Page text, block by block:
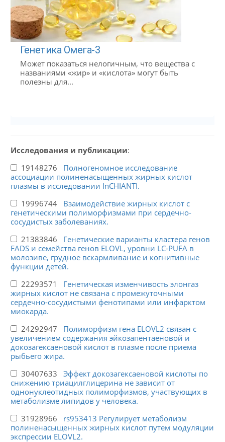
Генетика Омега-3
Может показаться нелогичным, что вещества с
названиями «жир» и «кислота» могут быть
полезны для...
Исследования и публикации:
19148276 Полногеномное исследование
ассоциации полиненасыщенных жирных кислот
плазмы в исследовании InCHIANTI.
19996744 Взаимодействие жирных кислот с
генетическими полиморфизмами при сердечно-
сосудистых заболеваниях.
21383846 Генетические варианты кластера генов
FADS и семейства генов ELOVL, уровни LC-PUFA в
молозиве, грудное вскармливание и когнитивные
функции детей.
22293571 Генетическая изменчивость элонгаз
жирных кислот не связана с промежуточными
сердечно-сосудистыми фенотипами или инфарктом
миокарда.
24292947 Полиморфизм гена ELOVL2 связан с
увеличением содержания эйкозапентаеновой и
докозагексаеновой кислот в плазме после приема
рыбьего жира.
30407633 Эффект докозагексаеновой кислоты по
снижению триацилглицерина не зависит от
однонуклеотидных полиморфизмов, участвующих в
метаболизме липидов у человека.
31928966 rs953413 Регулирует метаболизм
полиненасыщенных жирных кислот путем модуляции
экспрессии ELOVL2.